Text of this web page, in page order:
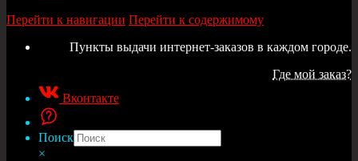
Перейти к навигации Перейти к содержимому
Пункты выдачи интернет-заказов в каждом городе.
Где мой заказ?
Вконтакте
Поиск
×